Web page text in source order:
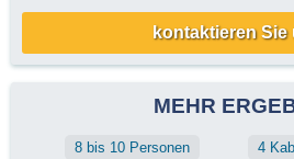
kontaktieren Sie
MEHR
8 bis 10 Personen 4